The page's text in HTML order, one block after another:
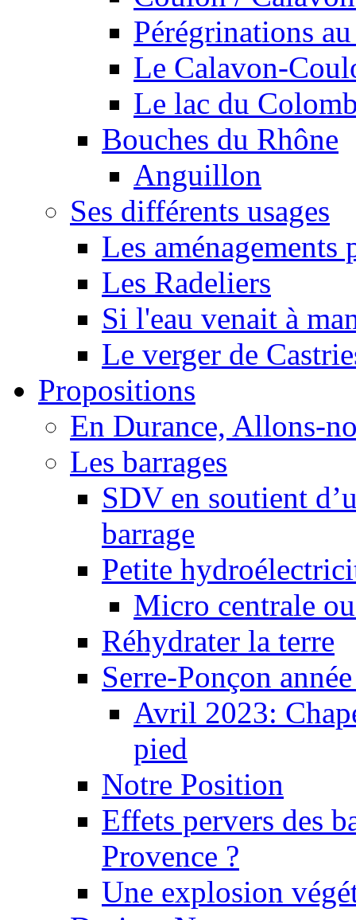
Pérégrinations
Le Calavon-
Le lac du
Bouches du Rhône
Anguillon
Ses différents usages
Les
Les Radeliers
Si l'eau venait à
Le verger de
Propositions
En Durance, Allons-
Les barrages
SDV en soutient
barrage
Petite
Micro centrale
Réhydrater la terre
Serre-Ponçon
Avril 2023:
pied
Notre Position
Effets pervers des
Provence ?
Une explosion